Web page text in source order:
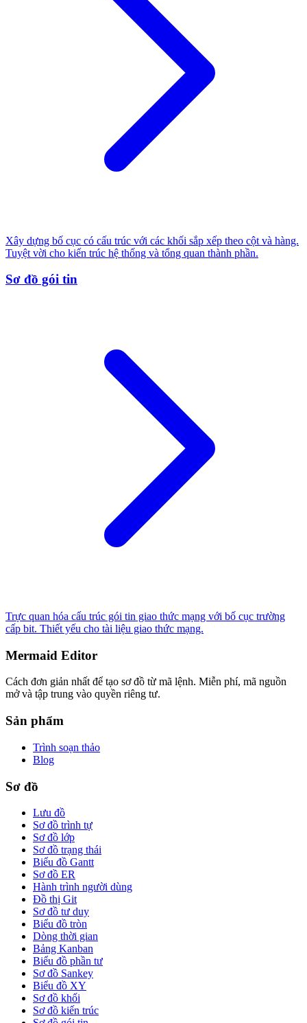
Xây dựng bố cục có cấu trúc với các khối sắp xếp theo cột và hàng.
Tuyệt vời cho kiến trúc hệ thống và tổng quan thành phần.
Sơ đồ gói tin
Trực quan hóa cấu trúc gói tin giao thức mạng với bố cục trường
cấp bit. Thiết yếu cho tài liệu giao thức mạng.
Mermaid Editor
Cách đơn giản nhất để tạo sơ đồ từ mã lệnh. Miễn phí, mã nguồn
mở và tập trung vào quyền riêng tư.
Sản phẩm
Trình soạn thảo
Blog
Sơ đồ
Lưu đồ
Sơ đồ trình tự
Sơ đồ lớp
Sơ đồ trạng thái
Biểu đồ Gantt
Sơ đồ ER
Hành trình người dùng
Đồ thị Git
Sơ đồ tư duy
Biểu đồ tròn
Dòng thời gian
Bảng Kanban
Biểu đồ phần tư
Sơ đồ Sankey
Biểu đồ XY
Sơ đồ khối
Sơ đồ kiến trúc